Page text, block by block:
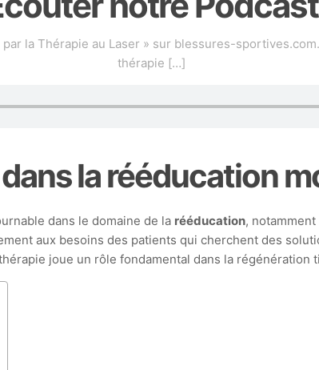
la Thérapie au Laser » sur blessures-
thérapie […]
la rééducation
dans le domaine de la rééducation,
aux besoins des patients qui cherchent des
joue un rôle fondamental dans la régénération